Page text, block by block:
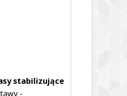
stabilizujące
-